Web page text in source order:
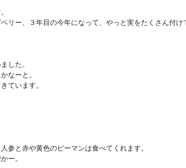
リー、３年目の今年になって、やっと実をたくさん付け
した。
なーと。
ています。
参と赤や黄色のピーマンは食べてくれます。
ー。